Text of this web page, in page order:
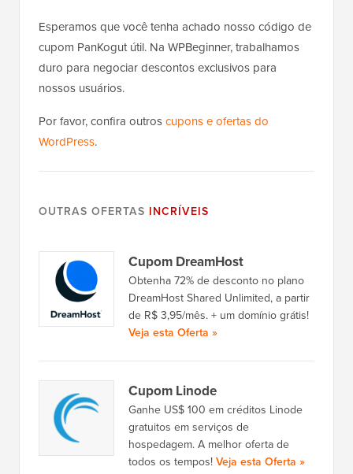
Esperamos que você tenha achado nosso código de
cupom PanKogut útil. Na WPBeginner, trabalhamos
duro para negociar descontos exclusivos para
nossos usuários.
Por favor, confira outroscupons e ofertas do
WordPress.
OUTRAS OFERTAS INCRÍVEIS
Cupom DreamHost
Obtenha 72% de desconto no plano
DreamHost Shared Unlimited, a partir
de R$ 3,95/mês. + um domínio grátis!
Veja esta Oferta »
Cupom Linode
Ganhe US$ 100 em créditos Linode
gratuitos em serviços de
hospedagem. A melhor oferta de
todos os tempos!Veja esta Oferta »